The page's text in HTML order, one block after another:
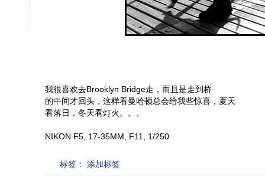
我很喜欢去Brooklyn Bridge走，而且是走到桥
的中间才回头，这样看曼哈顿总会给我些惊喜，夏天
看落日，冬天看灯火。。。
NIKON F5, 17-35MM, F11, 1/250
标签： 添加标签